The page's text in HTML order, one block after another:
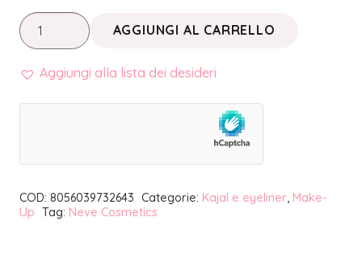
PASTELLO
OCCHI
QUOKKA
AGGIUNGI AL CARRELLO
Aggiungi alla lista dei desideri
COD: 8056039732643 Categorie: Kajal e eyeliner, Make-
Up Tag: Neve Cosmetics